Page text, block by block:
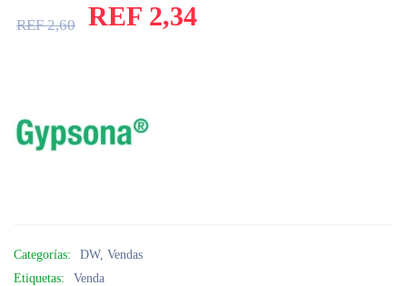
REF2,60 REF 2,34
Categorías: DW, Vendas
Etiquetas:
Venda